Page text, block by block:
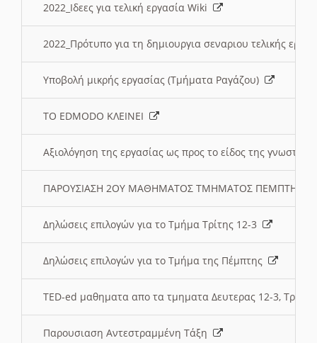
2022_Ιδεες για τελική εργασία Wiki
2022_Πρότυπο για τη δημιουργια σεναριου τελικής
Υποβολή μικρής εργασίας (Τμήματα Ραγάζου)
ΤΟ EDMODO ΚΛΕΙΝΕΙ
Αξιολόγηση της εργασίας ως προς το είδος της
ΠΑΡΟΥΣΙΑΣΗ 2ΟΥ ΜΑΘΗΜΑΤΟΣ ΤΜΗΜΑΤΟΣ
Δηλώσεις επιλογών για το Τμήμα Τρίτης 12-3
Δηλώσεις επιλογών για το Τμήμα της Πέμπτης
TED-ed μαθηματα απο τα τμηματα Δευτερας 12-3,
Παρουσιαση Αντεστραμμένη Τάξη